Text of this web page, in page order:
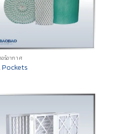
ร์อากาศ
Pockets